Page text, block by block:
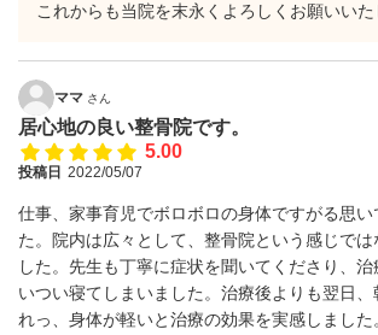
これからも当院を末永くよろしくお願いい
ママ さん
居心地の良い整骨院です。
5.00
投稿日 2022/05/07
仕事、家事育児でボロボロの身体ですがる思い
た。院内は広々として、整骨院という感じでは
した。先生も丁寧に症状を聞いてくださり、
いつい寝てしまいました。治療後よりも翌日
れっ、身体が軽いと治療の効果を実感しまし